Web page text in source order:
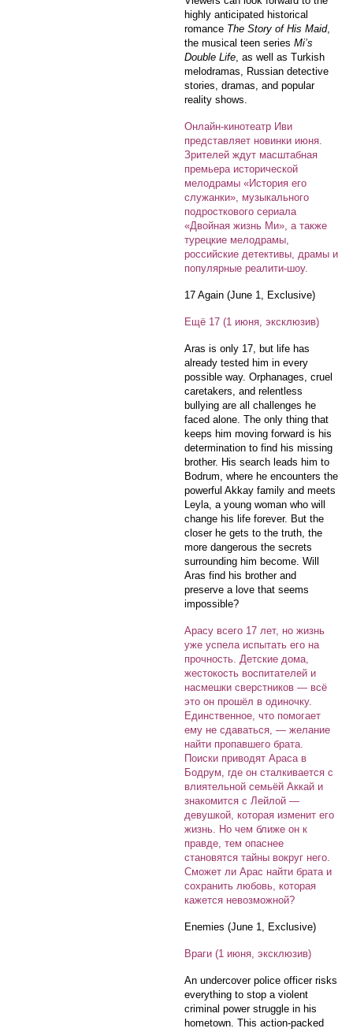
highly anticipated historical
romance The Story of His Maid,
the musical teen series Mi’s
Double Life, as well as Turkish
melodramas, Russian detective
stories, dramas, and popular
reality shows.
Онлайн-кинотеатр Иви
представляет новинки июня.
Зрителей ждут масштабная
премьера исторической
мелодрамы «История его
служанки», музыкального
подросткового сериала
«Двойная жизнь Ми», а также
турецкие мелодрамы,
российские детективы, драмы и
популярные реалити-шоу.
17 Again (June 1, Exclusive)
Ещё 17 (1 июня, эксклюзив)
Aras is only 17, but life has
already tested him in every
possible way. Orphanages, cruel
caretakers, and relentless
bullying are all challenges he
faced alone. The only thing that
keeps him moving forward is his
determination to find his missing
brother. His search leads him to
Bodrum, where he encounters the
powerful Akkay family and meets
Leyla, a young woman who will
change his life forever. But the
closer he gets to the truth, the
more dangerous the secrets
surrounding him become. Will
Aras find his brother and
preserve a love that seems
impossible?
Арасу всего 17 лет, но жизнь
уже успела испытать его на
прочность. Детские дома,
жестокость воспитателей и
насмешки сверстников — всё
это он прошёл в одиночку.
Единственное, что помогает
ему не сдаваться, — желание
найти пропавшего брата.
Поиски приводят Араса в
Бодрум, где он сталкивается с
влиятельной семьёй Аккай и
знакомится с Лейлой —
девушкой, которая изменит его
жизнь. Но чем ближе он к
правде, тем опаснее
становятся тайны вокруг него.
Сможет ли Арас найти брата и
сохранить любовь, которая
кажется невозможной?
Enemies (June 1, Exclusive)
Враги (1 июня, эксклюзив)
An undercover police officer risks
everything to stop a violent
criminal power struggle in his
hometown. This action-packed